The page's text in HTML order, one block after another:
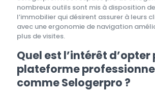
nombreux outils sont mis à disposition
l’immobilier qui désirent assurer à leurs
avec une ergonomie de navigation
plus de visites.
Quel est l’intérêt d’opter
plateforme
comme Selogerpro ?